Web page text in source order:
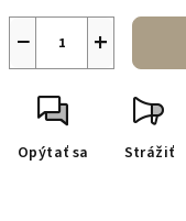
+
−
Opýtať sa Strážiť